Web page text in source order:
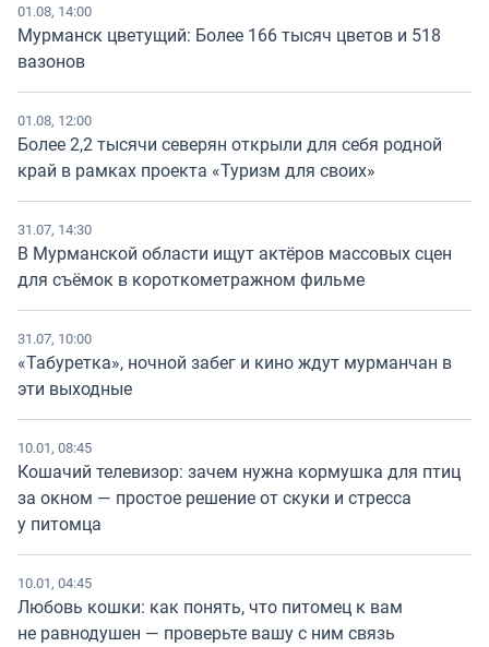
01.08, 14:00
Мурманск цветущий: Более 166 тысяч цветов и 518
вазонов
01.08, 12:00
Более 2,2 тысячи северян открыли для себя родной
край в рамках проекта «Туризм для своих»
31.07, 14:30
В Мурманской области ищут актёров массовых сцен
для съёмок в короткометражном фильме
31.07, 10:00
«Табуретка», ночной забег и кино ждут мурманчан в
эти выходные
10.01, 08:45
Кошачий телевизор: зачем нужна кормушка для птиц
за окном — простое решение от скуки и стресса
у питомца
10.01, 04:45
Любовь кошки: как понять, что питомец к вам
не равнодушен — проверьте вашу с ним связь